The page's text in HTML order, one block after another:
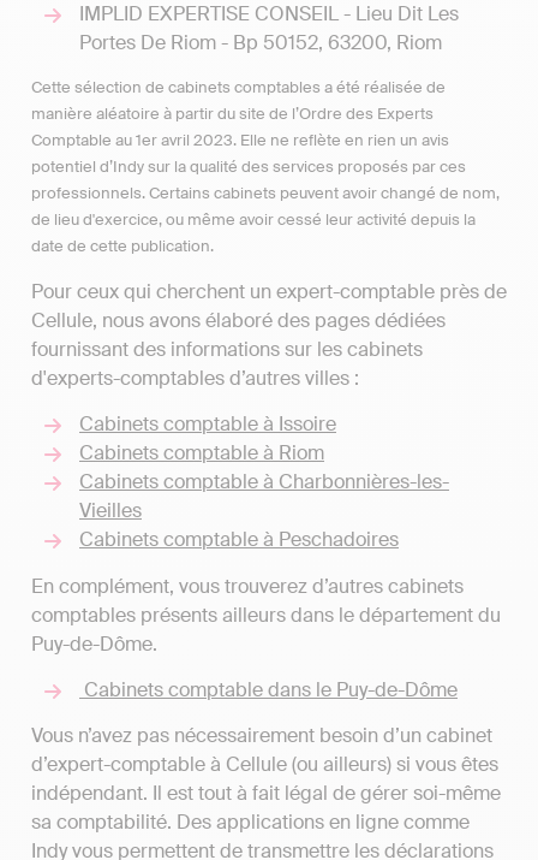
IMPLID EXPERTISE CONSEIL - Lieu Dit Les
Portes De Riom - Bp 50152, 63200, Riom
Cette sélection de cabinets comptables a été réalisée de
manière aléatoire à partir du site de l’Ordre des Experts
Comptable au 1er avril 2023. Elle ne reflète en rien un avis
potentiel d’Indy sur la qualité des services proposés par ces
professionnels. Certains cabinets peuvent avoir changé de nom,
de lieu d'exercice, ou même avoir cessé leur activité depuis la
date de cette publication.
Pour ceux qui cherchent un expert-comptable près de
Cellule, nous avons élaboré des pages dédiées
fournissant des informations sur les cabinets
d'experts-comptables d’autres villes :
Cabinets comptable à Issoire
Cabinets comptable à Riom
Cabinets comptable à Charbonnières-les-
Vieilles
Cabinets comptable à Peschadoires
En complément, vous trouverez d’autres cabinets
comptables présents ailleurs dans le département du
Puy-de-Dôme.
Cabinets comptable dans le Puy-de-Dôme
Vous n’avez pas nécessairement besoin d’un cabinet
d’expert-comptable à Cellule (ou ailleurs) si vous êtes
indépendant. Il est tout à fait légal de gérer soi-même
sa comptabilité. Des applications en ligne comme
Indy vous permettent de transmettre les déclarations